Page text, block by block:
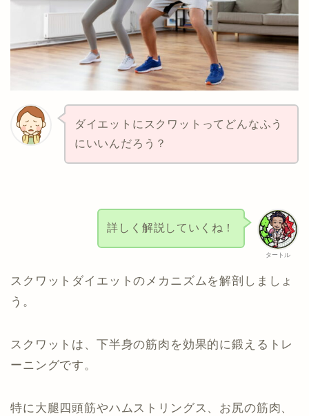
ダイエットにスクワットってどんなふう
にいいんだろう？
タートル
詳しく解説していくね！
スクワットダイエットのメカニズムを解剖しましょ
う。
スクワットは、下半身の筋肉を効果的に鍛えるトレ
ーニングです。
特に大腿四頭筋やハムストリングス、お尻の筋肉、